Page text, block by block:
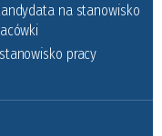
na stanowisko
pracy